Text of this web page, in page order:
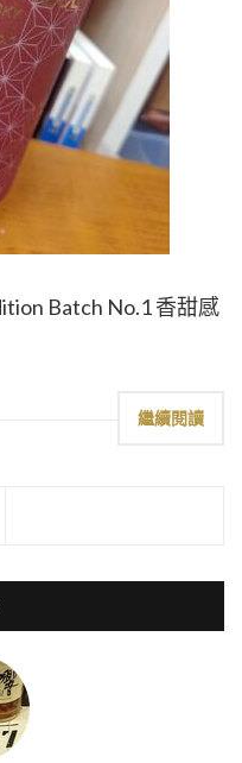
Batch No.1 香甜感
繼續閱讀